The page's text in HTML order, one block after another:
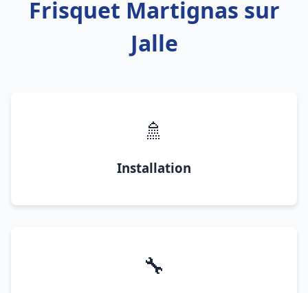
Frisquet Martignas sur
Jalle
🚿
Installation
🔧